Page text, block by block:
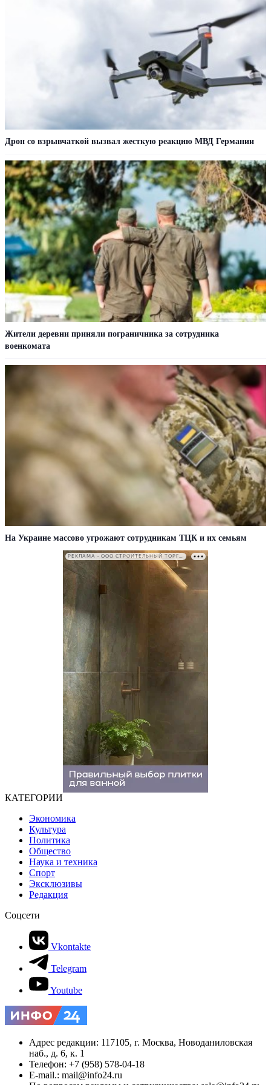
Дрон со взрывчаткой вызвал жесткую реакцию МВД Германии
Жители деревни приняли пограничника за сотрудника
военкомата
На Украине массово угрожают сотрудникам ТЦК и их семьям
РЕКЛАМА • ООО СТРОИТЕЛЬНЫЙ ТОРГОВЫЙ ДОМ «ПЕТРОВИЧ». ИНН: 7802348846
КАТЕГОРИИ
Экономика
Культура
Политика
Общество
Наука и техника
Спорт
Эксклюзивы
Редакция
Соцсети
Vkontakte
Telegram
Youtube
Адрес редакции: 117105, г. Москва, Новоданиловская
наб., д. 6, к. 1
Телефон: +7 (958) 578-04-18
E-mail.: mail@info24.ru